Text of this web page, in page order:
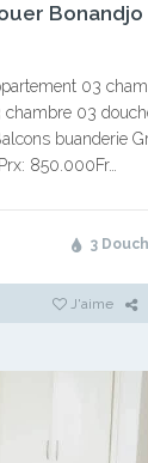
Bonandjo
03
03
buanderie
850.000Fr…
3
J'aime